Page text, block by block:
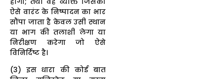
ऐसे वारंट के निष्पादन का भार
सौंपा जाता है केवल उसी स्थान
या भाग की तलाशी लेगा या
निरीक्षण करेगा जो ऐसे
विनिर्दिष्ट है।
(3) इस धारा की कोई बात